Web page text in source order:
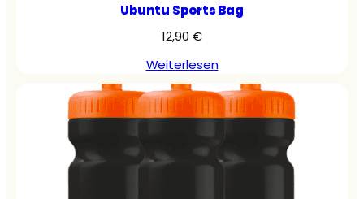
Ubuntu Sports Bag
12,90 €
Weiterlesen